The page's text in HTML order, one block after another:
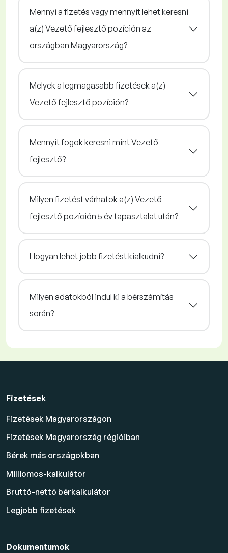
Mennyi a fizetés vagy mennyit lehet keresni
a(z) Vezető fejlesztő pozíción az
országban Magyarország?
Melyek a legmagasabb fizetések a(z)
Vezető fejlesztő pozíción?
Mennyit fogok keresni mint Vezető
fejlesztő?
Milyen fizetést várhatok a(z) Vezető
fejlesztő pozíción 5 év tapasztalat után?
Hogyan lehet jobb fizetést kialkudni?
Milyen adatokból indul ki a bérszámítás
során?
Fizetések
Fizetések Magyarországon
Fizetések Magyarország régióiban
Bérek más országokban
Milliomos-kalkulátor
Bruttó-nettó bérkalkulátor
Legjobb fizetések
Dokumentumok